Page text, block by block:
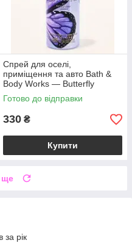
Спрей для оселі,
приміщення та авто Bath &
Body Works — Butterfly
Concentrated Room Spray /
42,5 г
Готово до відправки
330 ₴
Купити
ще
за рік